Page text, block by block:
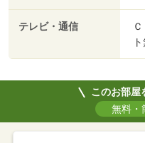
テレビ・通信
このお部屋
無料・